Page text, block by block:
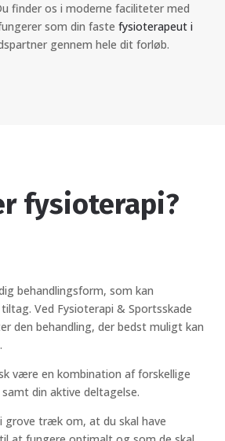
finder os i moderne faciliteter med
som din faste fysioterapeut i
gennem hele dit forløb.
fysioterapi?
behandlingsform, som kan
Ved Fysioterapi & Sportsskade
den behandling, der bedst muligt kan
være en kombination af forskellige
din aktive deltagelse.
grove træk om, at du skal have